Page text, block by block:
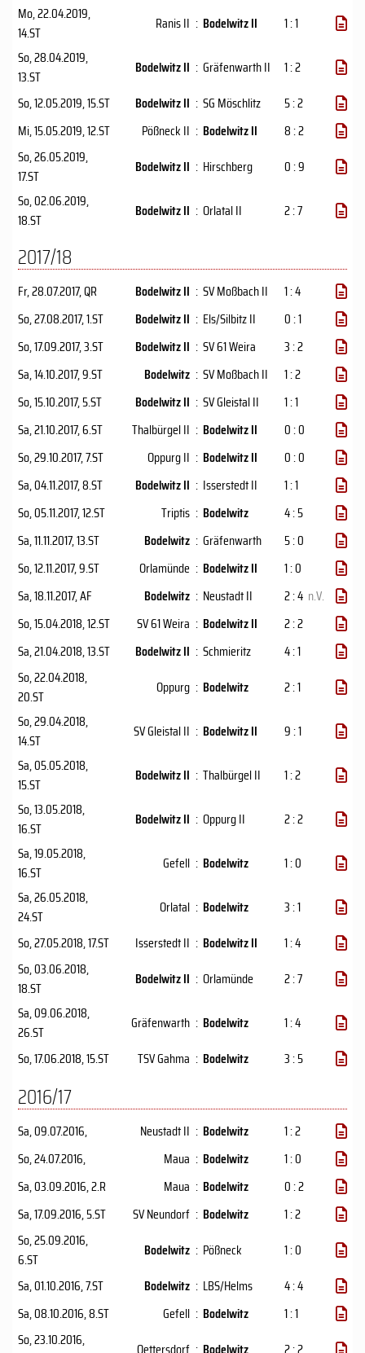
Mo, 22.04.2019,
14.ST
Ranis II : Bodelwitz II
1 : 1
So, 28.04.2019,
13.ST
Bodelwitz II : Gräfenwarth II
1 : 2
So, 12.05.2019, 15.ST Bodelwitz II : SG Möschlitz
5 : 2
Mi, 15.05.2019, 12.ST Pößneck II : Bodelwitz II
8 : 2
So, 26.05.2019,
17.ST
Bodelwitz II : Hirschberg
0 : 9
So, 02.06.2019,
18.ST
Bodelwitz II : Orlatal II 2 : 7
2017/18
Fr, 28.07.2017, QR Bodelwitz II : SV Moßbach II
1 : 4
So, 27.08.2017, 1.ST Bodelwitz II : Els/Silbitz II
0 : 1
So, 17.09.2017, 3.ST Bodelwitz II : SV 61 Weira
3 : 2
Sa, 14.10.2017, 9.ST Bodelwitz : SV Moßbach II
1 : 2
So, 15.10.2017, 5.ST Bodelwitz II : SV Gleistal II
1 : 1
Sa, 21.10.2017, 6.ST Thalbürgel II : Bodelwitz II
0 : 0
So, 29.10.2017, 7.ST Oppurg II : Bodelwitz II
0 : 0
Sa, 04.11.2017, 8.ST Bodelwitz II : Isserstedt II
1 : 1
So, 05.11.2017, 12.ST Triptis : Bodelwitz
4 : 5
Sa, 11.11.2017, 13.ST Bodelwitz : Gräfenwarth
5 : 0
So, 12.11.2017, 9.ST Orlamünde : Bodelwitz II
1 : 0
Sa, 18.11.2017, AF Bodelwitz : Neustadt II 2 : 4 n.V.
So, 15.04.2018, 12.ST SV 61 Weira : Bodelwitz II
2 : 2
Sa, 21.04.2018, 13.ST Bodelwitz II : Schmieritz
4 : 1
So, 22.04.2018,
20.ST
Oppurg : Bodelwitz
2 : 1
So, 29.04.2018,
14.ST
SV Gleistal II : Bodelwitz II
9 : 1
Sa, 05.05.2018,
15.ST
Bodelwitz II : Thalbürgel II
1 : 2
So, 13.05.2018,
16.ST
Bodelwitz II : Oppurg II
2 : 2
Sa, 19.05.2018,
16.ST
Gefell : Bodelwitz
1 : 0
Sa, 26.05.2018,
24.ST
Orlatal : Bodelwitz
3 : 1
So, 27.05.2018, 17.ST Isserstedt II : Bodelwitz II
1 : 4
So, 03.06.2018,
18.ST
Bodelwitz II : Orlamünde
2 : 7
Sa, 09.06.2018,
26.ST
Gräfenwarth : Bodelwitz
1 : 4
So, 17.06.2018, 15.ST TSV Gahma : Bodelwitz 3 : 5
2016/17
Sa, 09.07.2016, Neustadt II : Bodelwitz
1 : 2
So, 24.07.2016, Maua : Bodelwitz
1 : 0
Sa, 03.09.2016, 2.R Maua : Bodelwitz
0 : 2
Sa, 17.09.2016, 5.ST SV Neundorf : Bodelwitz
1 : 2
So, 25.09.2016,
6.ST
Bodelwitz : Pößneck
1 : 0
Sa, 01.10.2016, 7.ST Bodelwitz : LBS/Helms
4 : 4
Sa, 08.10.2016, 8.ST Gefell : Bodelwitz
1 : 1
So, 23.10.2016,